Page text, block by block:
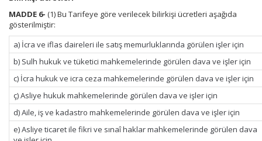
MADDE 6- (1) Bu Tarifeye göre verilecek bilirkişi ücretleri aşağıda
gösterilmiştir:
a) İcra ve iflas daireleri ile satış memurluklarında görülen işler için
b) Sulh hukuk ve tüketici mahkemelerinde görülen dava ve işler için
c) İcra hukuk ve icra ceza mahkemelerinde görülen dava ve işler için
ç) Asliye hukuk mahkemelerinde görülen dava ve işler için
d) Aile, iş ve kadastro mahkemelerinde görülen dava ve işler için
e) Asliye ticaret ile fikri ve sınaî haklar mahkemelerinde görülen dava